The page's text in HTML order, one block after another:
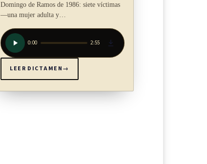
Domingo de Ramos de 1986: siete víctimas
—una mujer adulta y…
0:00 2:55
LEER DICTAMEN→